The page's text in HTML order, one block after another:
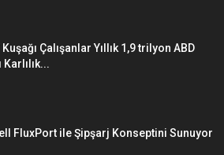
Kuşağı Çalışanlar Yıllık 1,9 trilyon ABD
Karlılık...
FluxPort ile Şipşarj Konseptini Sunuyor